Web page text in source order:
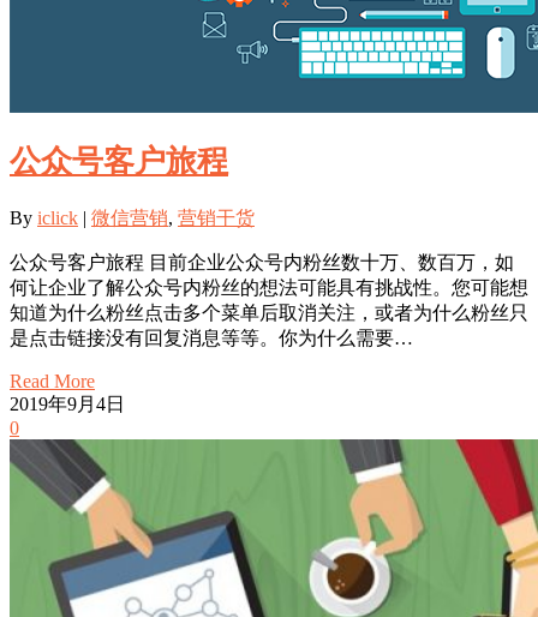
公众号客户旅程
By iclick | 微信营销, 营销干货
公众号客户旅程 目前企业公众号内粉丝数十万、数百万，如
何让企业了解公众号内粉丝的想法可能具有挑战性。您可能想
知道为什么粉丝点击多个菜单后取消关注，或者为什么粉丝只
是点击链接没有回复消息等等。你为什么需要…
Read More
2019年9月4日
0